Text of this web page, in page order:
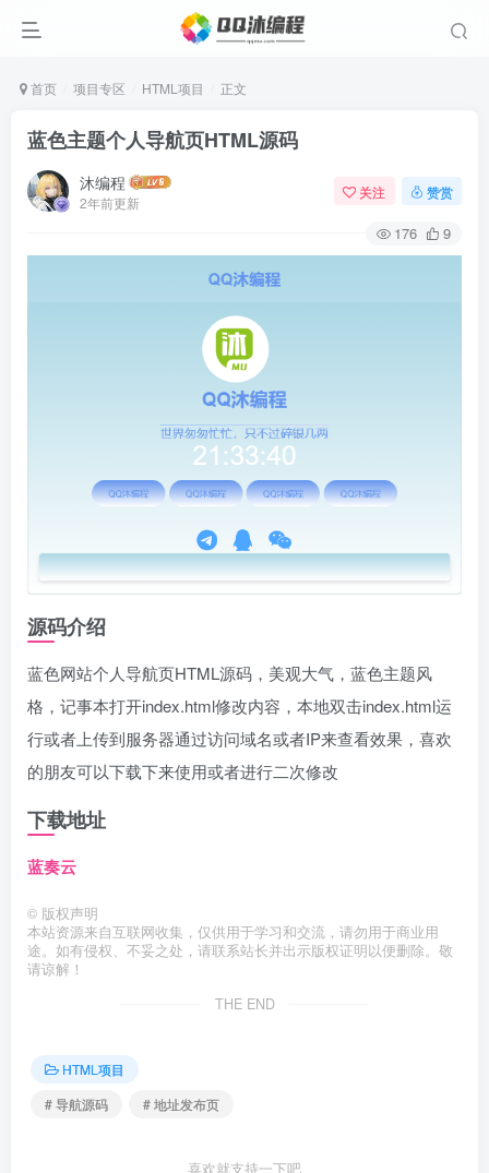
首页 项目专区 HTML项目 正文
蓝色主题个人导航页HTML源码
沐编程
2年前更新
关注 赞赏
176 9
源码介绍
蓝色网站个人导航页HTML源码，美观大气，蓝色主题风
格，记事本打开index.html修改内容，本地双击index.html运
行或者上传到服务器通过访问域名或者IP来查看效果，喜欢
的朋友可以下载下来使用或者进行二次修改
下载地址
蓝奏云
© 版权声明
本站资源来自互联网收集，仅供用于学习和交流，请勿用于商业用
途。如有侵权、不妥之处，请联系站长并出示版权证明以便删除。敬
请谅解！
THE END
HTML项目
# 导航源码
# 地址发布页
喜欢就支持一下吧